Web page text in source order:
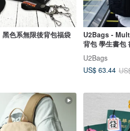
黑色系無限後背包福袋
U2Bags -
背包 學生書包
U2Bags
US$ 63.44